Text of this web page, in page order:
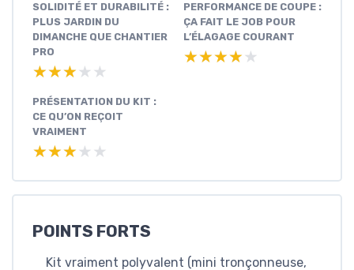
SOLIDITÉ ET DURABILITÉ :
PLUS JARDIN DU
DIMANCHE QUE CHANTIER
PRO
★★★★★
★★★★★
PERFORMANCE DE COUPE :
ÇA FAIT LE JOB POUR
L’ÉLAGAGE COURANT
★★★★★
★★★★★
PRÉSENTATION DU KIT :
CE QU’ON REÇOIT
VRAIMENT
★★★★★
★★★★★
POINTS FORTS
Kit vraiment polyvalent (mini tronçonneuse,